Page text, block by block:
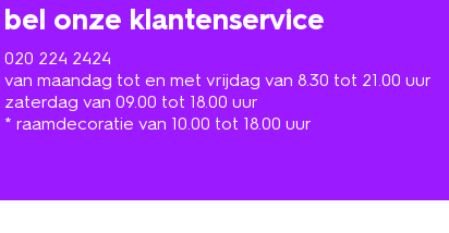
bel onze klantenservice
020 224 2424
van maandag tot en met vrijdag van 8.30 tot 21.00 uur
zaterdag van 09.00 tot 18.00 uur
* raamdecoratie van 10.00 tot 18.00 uur